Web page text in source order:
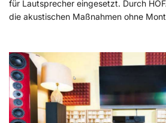
für Lautsprecher eingesetzt. Durch
die akustischen Maßnahmen ohne